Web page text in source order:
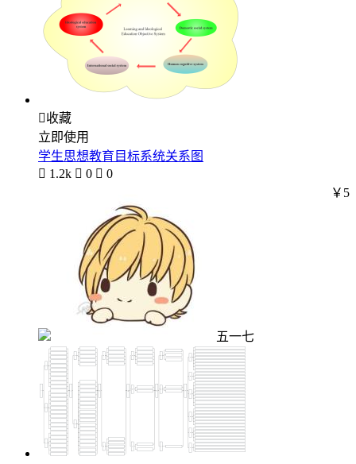
收藏
立即使用
学生思想教育目标系统关系图
 1.2k  0  0
五一七
￥5